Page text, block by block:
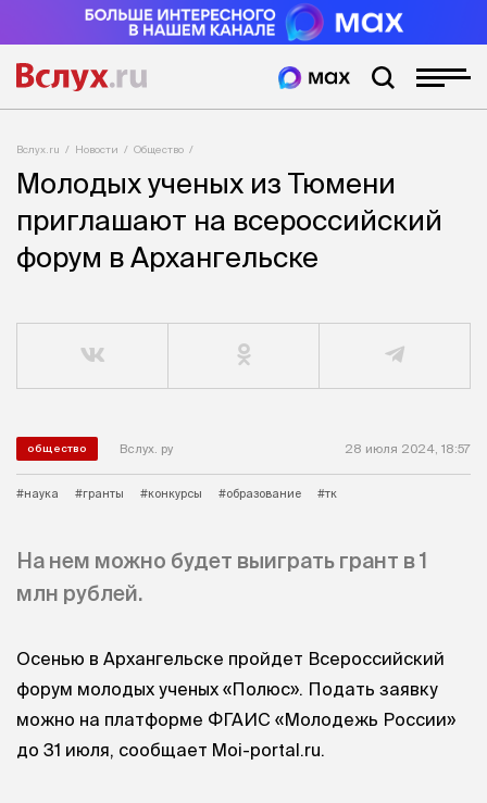
Вслух.ru Новости Общество
Молодых ученых из Тюмени
приглашают на всероссийский
форум в Архангельске
общество Вслух. ру 28 июля 2024, 18:57
#наука #гранты #конкурсы #образование #тк
На нем можно будет выиграть грант в 1
млн рублей.
Осенью в Архангельске пройдет Всероссийский
форум молодых ученых «Полюс». Подать заявку
можно на платформе ФГАИС «Молодежь России»
до 31 июля, сообщает Moi-portal.ru.